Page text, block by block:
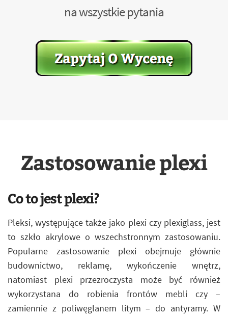
na wszystkie pytania
Zastosowanie plexi
Co to jest plexi?
Pleksi, występujące także jako plexi czy plexiglass, jest
to szkło akrylowe o wszechstronnym zastosowaniu.
Popularne zastosowanie plexi obejmuje głównie
budownictwo, reklamę, wykończenie wnętrz,
natomiast plexi przezroczysta może być również
wykorzystana do robienia frontów mebli czy –
zamiennie z poliwęglanem litym – do antyramy. W